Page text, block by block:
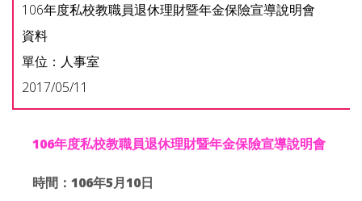
106年度私校教職員退休理財暨年金保險宣導說明會
資料
單位：人事室
2017/05/11
106年度私校教職員退休理財暨年金保險宣導說明會
時間：106年5月10日